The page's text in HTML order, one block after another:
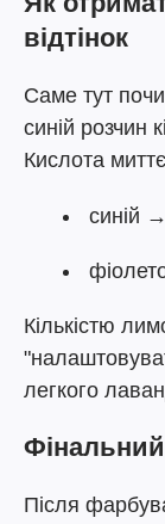
відтінок
Саме тут
синій розчин
Кислота
синій
Кількістю
легкого
Після